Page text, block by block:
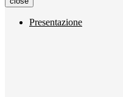
Presentazione